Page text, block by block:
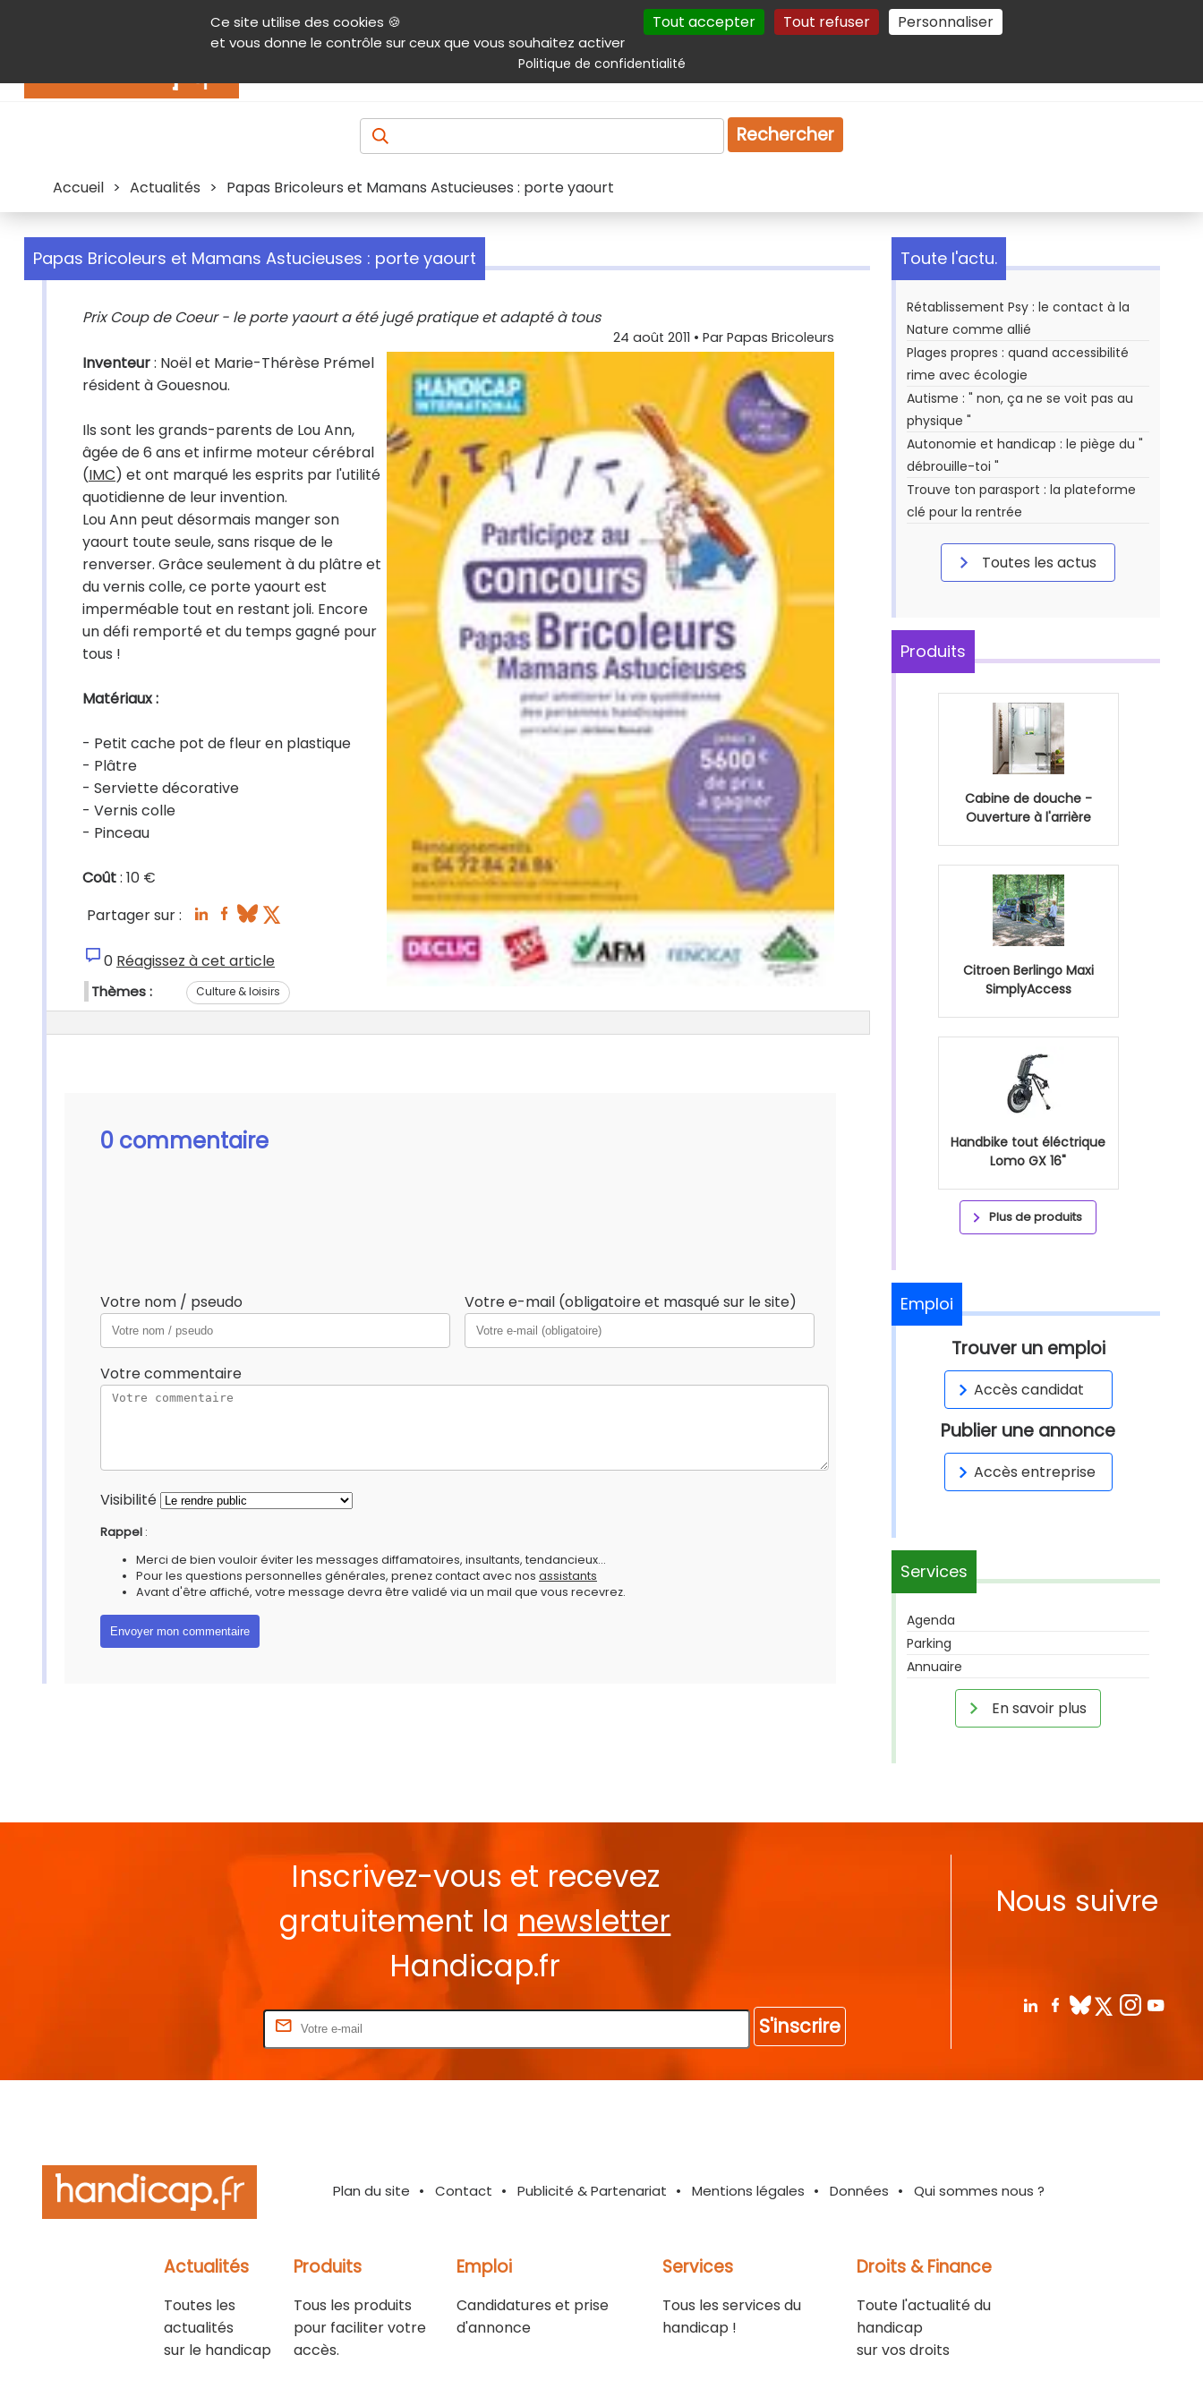
Ce site utilise des cookies 🍪
et vous donne le contrôle sur ceux que vous souhaitez activer
Tout accepter Tout refuser Personnaliser
Politique de confidentialité
Contenu Aide et accessibilité Menu principal Autres services Plan du site Gestion des cookies
Produits & services Emploi Droit
Rechercher
Accueil > Actualités > Papas Bricoleurs et Mamans Astucieuses : porte yaourt
Papas Bricoleurs et Mamans Astucieuses : porte yaourt
Prix Coup de Coeur - le porte yaourt a été jugé pratique et adapté à tous
24 août 2011 • Par Papas Bricoleurs
Inventeur: Noël et Marie-Thérèse Prémel
résident à Gouesnou.
Ils sont les grands-parents de Lou Ann,
âgée de 6 ans et infirme moteur cérébral
(IMC) et ont marqué les esprits par l'utilité
quotidienne de leur invention.
Lou Ann peut désormais manger son
yaourt toute seule, sans risque de le
renverser. Grâce seulement à du plâtre et
du vernis colle, ce porte yaourt est
imperméable tout en restant joli. Encore
un défi remporté et du temps gagné pour
tous !
Matériaux :
- Petit cache pot de fleur en plastique
- Plâtre
- Serviette décorative
- Vernis colle
- Pinceau
Coût: 10 €
Partager sur :
0 Réagissez à cet article
Thèmes : Culture & loisirs
0 commentaire
Votre nom / pseudo Votre e-mail (obligatoire et masqué sur le site)
Votre commentaire
Visibilité
Rappel :
Merci de bien vouloir éviter les messages diffamatoires, insultants, tendancieux...
Pour les questions personnelles générales, prenez contact avec nos assistants
Avant d'être affiché, votre message devra être validé via un mail que vous recevrez.
Toute l'actu.
Rétablissement Psy : le contact à la
Nature comme allié
Plages propres : quand accessibilité
rime avec écologie
Autisme : " non, ça ne se voit pas au
physique "
Autonomie et handicap : le piège du "
débrouille-toi "
Trouve ton parasport : la plateforme
clé pour la rentrée
Toutes les actus
Produits
Cabine de douche -
Ouverture à l'arrière
Citroen Berlingo Maxi
SimplyAccess
Handbike tout éléctrique
Lomo GX 16"
Plus de produits
Emploi
Trouver un emploi
Accès candidat
Publier une annonce
Accès entreprise
Services
Agenda
Parking
Annuaire
En savoir plus
Inscrivez-vous et recevez
gratuitement la newsletter
Handicap.fr
S'inscrire
Nous suivre
Plan du site Contact Publicité & Partenariat Mentions légales Données Qui sommes nous ?
Actualités
Toutes les
actualités
sur le handicap
Produits
Tous les produits
pour faciliter votre
accès.
Emploi
Candidatures et prise
d'annonce
Services
Tous les services du
handicap !
Droits & Finance
Toute l'actualité du
handicap
sur vos droits